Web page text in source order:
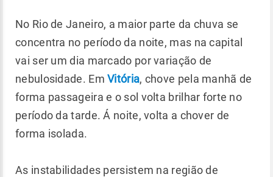
No Rio de Janeiro, a maior parte da chuva se
concentra no período da noite, mas na capital
vai ser um dia marcado por variação de
nebulosidade. EmVitória, chove pela manhã de
forma passageira e o sol volta brilhar forte no
período da tarde. Á noite, volta a chover de
forma isolada.
As instabilidades persistem na região de